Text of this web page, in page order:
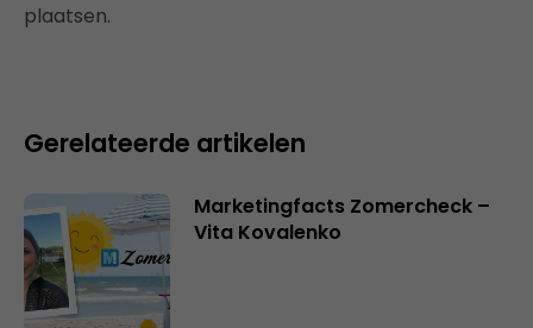
plaatsen.
Gerelateerde artikelen
Marketingfacts Zomercheck –
Vita Kovalenko